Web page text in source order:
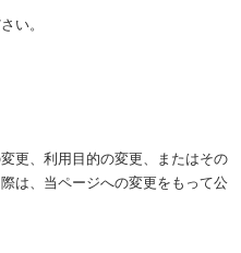
い。
更、利用目的の変更、またはその
は、当ページへの変更をもって公